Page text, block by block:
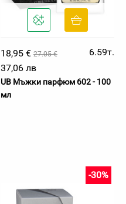
18,95 € 27.05 €
6.59т.
37,06 лв
UB Мъжки парфюм 602 - 100
мл
-30%